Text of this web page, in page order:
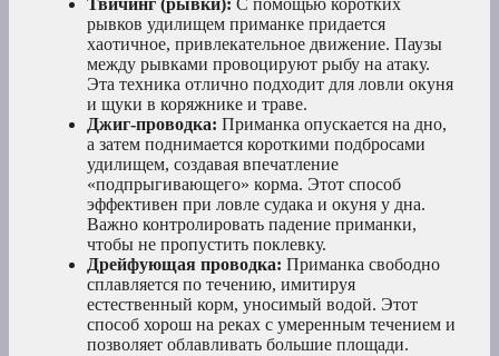
Твичинг (рывки): С помощью коротких
рывков удилищем приманке придается
хаотичное, привлекательное движение. Паузы
между рывками провоцируют рыбу на атаку.
Эта техника отлично подходит для ловли окуня
и щуки в коряжнике и траве.
Джиг-проводка: Приманка опускается на дно,
а затем поднимается короткими подбросами
удилищем, создавая впечатление
«подпрыгивающего» корма. Этот способ
эффективен при ловле судака и окуня у дна.
Важно контролировать падение приманки,
чтобы не пропустить поклевку.
Дрейфующая проводка: Приманка свободно
сплавляется по течению, имитируя
естественный корм, уносимый водой. Этот
способ хорош на реках с умеренным течением и
позволяет облавливать большие площади.